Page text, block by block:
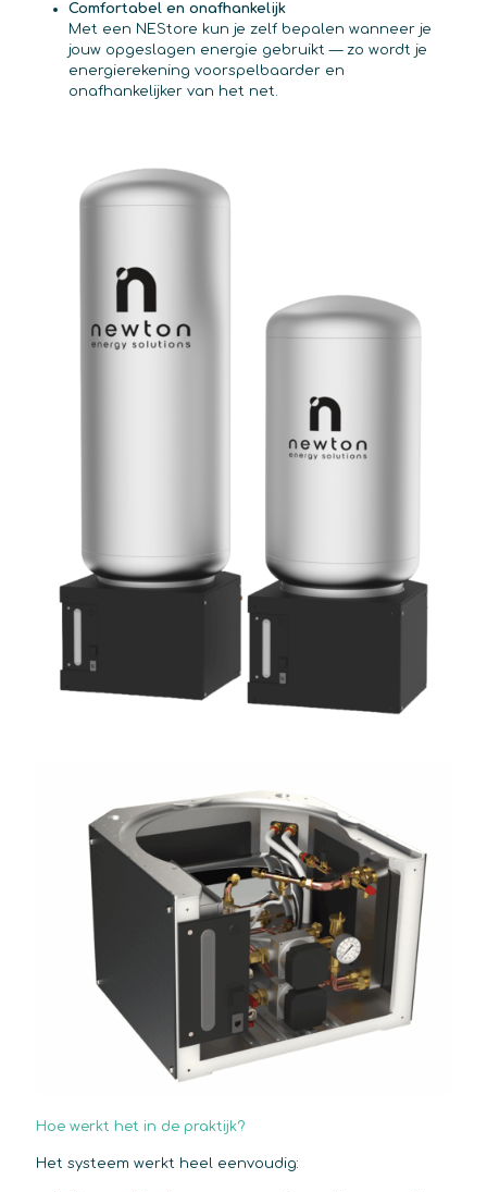
Comfortabel en onafhankelijk
Met een NEStore kun je zelf bepalen wanneer je
jouw opgeslagen energie gebruikt — zo wordt je
energierekening voorspelbaarder en
onafhankelijker van het net.
Hoe werkt het in de praktijk?
Het systeem werkt heel eenvoudig: